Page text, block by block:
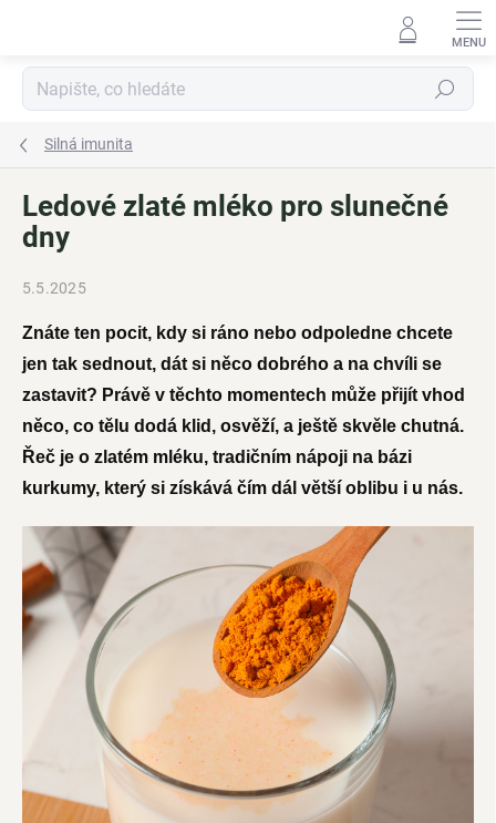
Hledat
Silná imunita
Ledové zlaté mléko pro slunečné
dny
5.5.2025
Znáte ten pocit, kdy si ráno nebo odpoledne chcete
jen tak sednout, dát si něco dobrého a na chvíli se
zastavit? Právě v těchto momentech může přijít vhod
něco, co tělu dodá klid, osvěží, a ještě skvěle chutná.
Řeč je o zlatém mléku, tradičním nápoji na bázi
kurkumy, který si získává čím dál větší oblibu i u nás.